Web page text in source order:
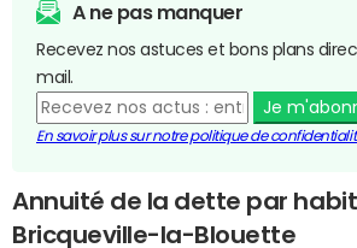
A ne pas manquer
Recevez nos astuces et bons plans
mail.
Je
En savoir plus sur notre politique de
Annuité de la dette par
Bricqueville-la-Blouette